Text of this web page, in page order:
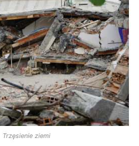
Trzęsienie ziemi